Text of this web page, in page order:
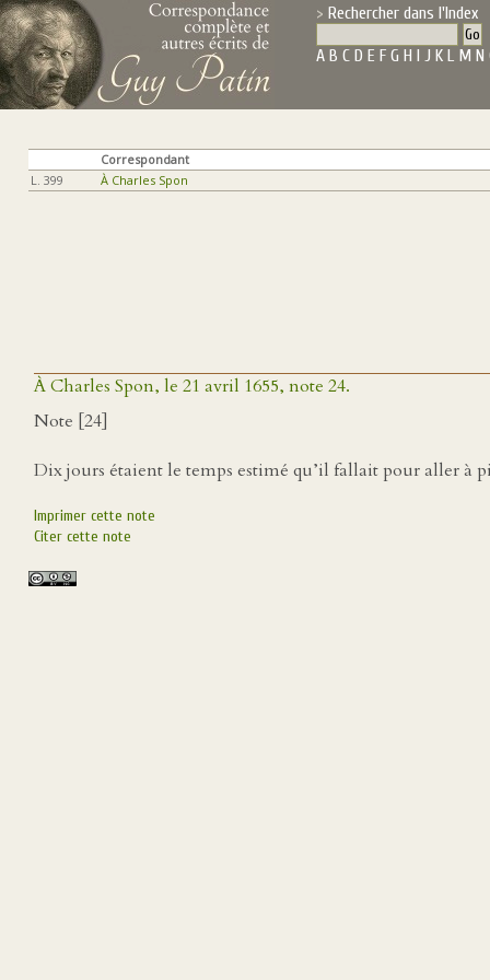
Rechercher dans l'Index
A B C D E F G H I J K L M N